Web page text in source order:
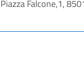
Piazza Falcone,1,